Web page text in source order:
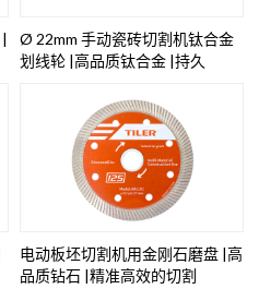
Ø 22mm 手动瓷砖切割机钛合金
划线轮 |高品质钛合金 |持久
电动板坯切割机用金刚石磨盘 |高
品质钻石 |精准高效的切割